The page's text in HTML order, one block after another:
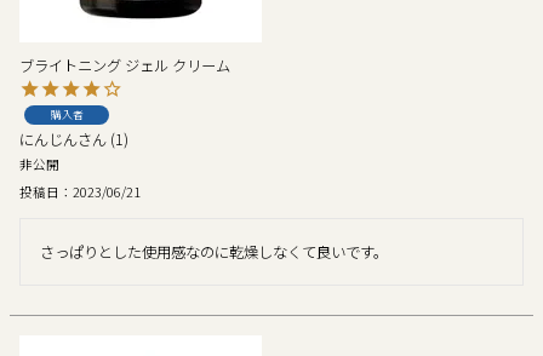
ブライトニング ジェル クリーム
購入者
にんじん 1
非公開
投稿日
2023/06/21
さっぱりとした使用感なのに乾燥しなくて良いです。